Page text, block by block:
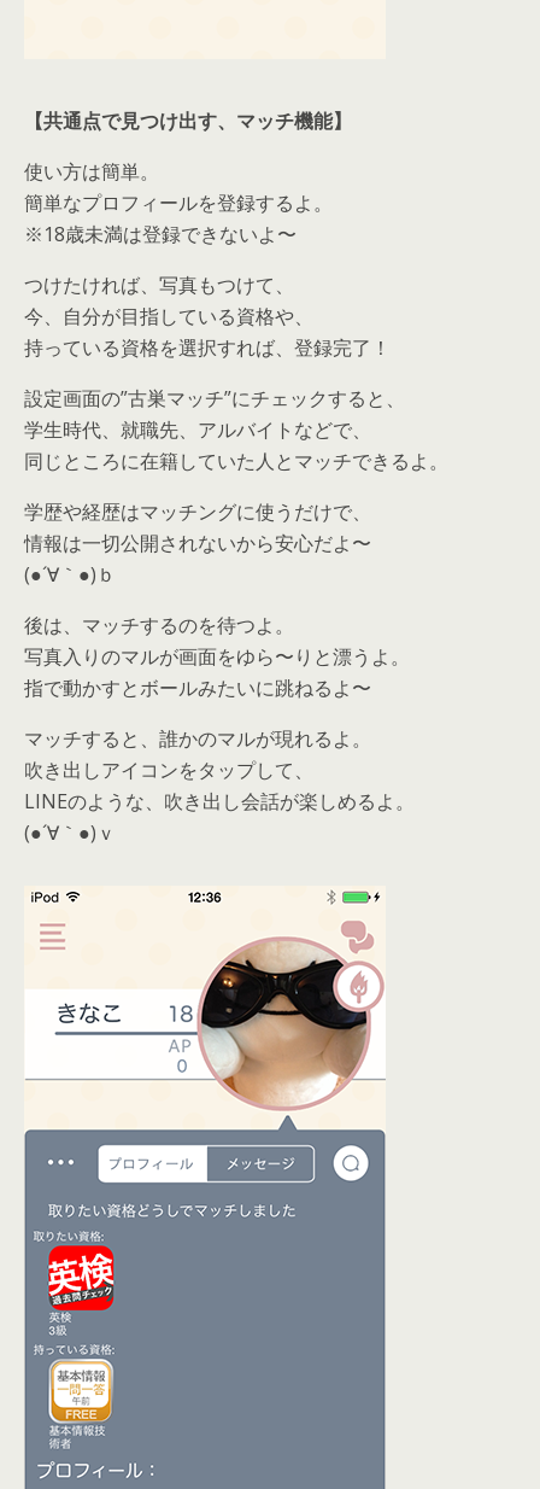
【共通点で見つけ出す、マッチ機能】
使い方は簡単。
簡単なプロフィールを登録するよ。
※18歳未満は登録できないよ〜
つけたければ、写真もつけて、
今、自分が目指している資格や、
持っている資格を選択すれば、登録完了！
設定画面の”古巣マッチ”にチェックすると、
学生時代、就職先、アルバイトなどで、
同じところに在籍していた人とマッチできるよ。
学歴や経歴はマッチングに使うだけで、
情報は一切公開されないから安心だよ〜
(●´∀｀●)ｂ
後は、マッチするのを待つよ。
写真入りのマルが画面をゆら〜りと漂うよ。
指で動かすとボールみたいに跳ねるよ〜
マッチすると、誰かのマルが現れるよ。
吹き出しアイコンをタップして、
LINEのような、吹き出し会話が楽しめるよ。
(●´∀｀●)ｖ